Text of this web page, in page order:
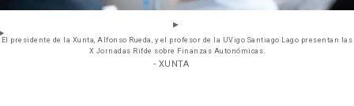
El presidente de la Xunta, Alfonso Rueda, y el profesor de la UVigo Santiago Lago presentan las
X Jornadas Rifde sobre Finanzas Autonómicas.
- XUNTA